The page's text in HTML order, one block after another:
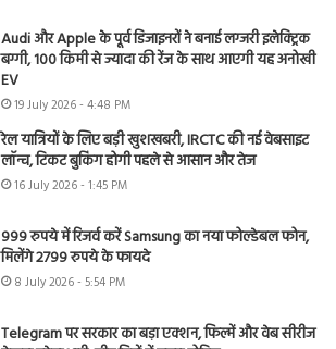
Audi और Apple के पूर्व डिजाइनरों ने बनाई लग्जरी इलेक्ट्रिक
बग्गी, 100 किमी से ज्यादा की रेंज के साथ आएगी यह अनोखी
EV
19 July 2026 - 4:48 PM
रेल यात्रियों के लिए बड़ी खुशखबरी, IRCTC की नई वेबसाइट
लॉन्च, टिकट बुकिंग होगी पहले से आसान और तेज
16 July 2026 - 1:45 PM
999 रुपये में रिजर्व करें Samsung का नया फोल्डेबल फोन,
मिलेंगे 2799 रुपये के फायदे
8 July 2026 - 5:54 PM
Telegram पर सरकार का बड़ा एक्शन, फिल्में और वेब सीरीज